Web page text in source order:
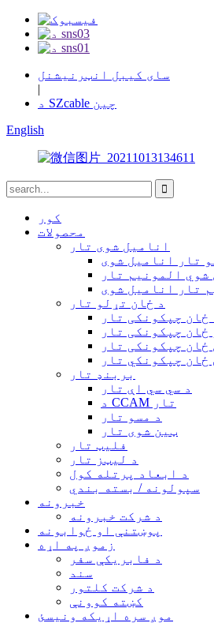
سای کیبل انټرنیشنل
|
د SZcable چین
English
کور
محصولات
انامیل شوی تار
تار انامیل شوی
شوي المونیم تار
تار انامیل شوی
د ځان تړلو تار
ځان چپکونکی تار
ځان چپکونکی تار
ځان چپکونکی تار
ځان چپکونکي تار
بربنډ تار
د سي سي اې تار
د CCAM تار
د مسو تار
ټین شوی تار
فلیټ تار
د لیټز تار
د ابعاد پرتله کول
سپولونه / بسته بندي
خبرونه
د شرکت خبرونه
پوښتنې او ځوابونه
زموږ په اړه
د فابریکې سفر
سند
د شرکت کلتور
کښته کوونې
موږ سره اړیکه ونیسئ